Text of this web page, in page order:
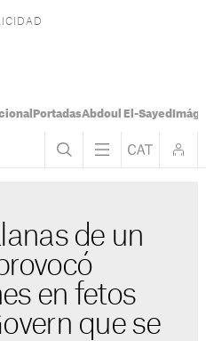
PortadasAbdoul El-Sayed
de un
en fetos
que se